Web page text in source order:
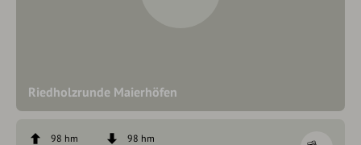
Riedholzrunde Maierhöfen
98 hm
98 hm